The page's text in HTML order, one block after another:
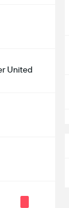
United